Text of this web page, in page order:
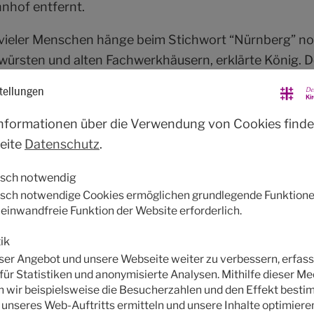
entfernt.
Menschen hänge beim Stichwort “Nürnberg”
und alten Fachwerkhäusern, erklärte König.
die zahlreichen Kulturzentren oder die vielen
es gibt viel zu entdecken. „Kommen.
Metropolregion rund um Nürnberg. Seine
auch direkt: Der Philosophenweg
Frau den Heiratsantrag gemacht.
sich außerdem durch ein starkes
ist sich sicher, dass viele Menschen sich am
Selbstverständlich bedeute dies auch die
beispielsweise zu Hause auf der Couch oder
“Wir sind gerne Gastgeber”,
über die Verwendung von Cookies
Datenschutz.
notwendig
notwendige Cookies ermöglichen grundlegende
Funktion der Website erforderlich.
Angebot und unsere Webseite weiter zu verbessern,
Statistiken und anonymisierte Analysen. Mithilfe dieser
wir beispielsweise die Besucherzahlen und den Effekt
unseres Web-Auftritts ermitteln und unsere Inhalte